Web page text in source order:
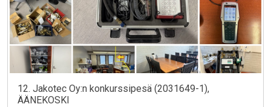
12. Jakotec Oy:n konkurssipesä (2031649-1),
ÄÄNEKOSKI